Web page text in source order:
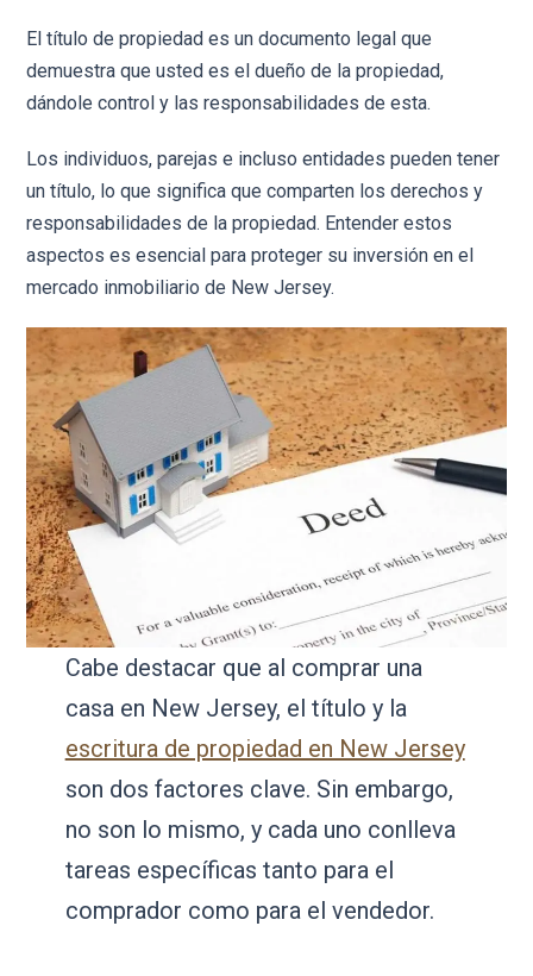
El título de propiedad es un documento legal que
demuestra que usted es el dueño de la propiedad,
dándole control y las responsabilidades de esta.
Los individuos, parejas e incluso entidades pueden tener
un título, lo que significa que comparten los derechos y
responsabilidades de la propiedad. Entender estos
aspectos es esencial para proteger su inversión en el
mercado inmobiliario de New Jersey.
Cabe destacar que al comprar una
casa en New Jersey, el título y la
escritura de propiedad en New Jersey
son dos factores clave. Sin embargo,
no son lo mismo, y cada uno conlleva
tareas específicas tanto para el
comprador como para el vendedor.